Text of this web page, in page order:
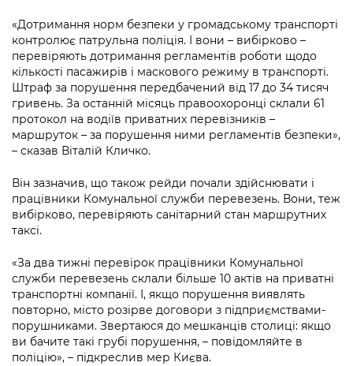
Kyiv International Relations
Річні звіти
Гендерна політика
Безбар'єрність
Портал Захисників та Захисниць
Безбар'єрність
Портал послуг
Міський застосунок Київ Цифровий
Важливе під час воєнного стану
Важливе під час воєнного стану
Про відкриті дані
Портал даних Києва
Публічні дашборди
«Дотримання норм безпеки у громадському транспорті
контролює патрульна поліція. І вони – вибірково –
перевіряють дотримання регламентів роботи щодо
кількості пасажирів і маскового режиму в транспорті.
Штраф за порушення передбачений від 17 до 34 тисяч
гривень. За останній місяць правоохоронці склали 61
протокол на водіїв приватних перевізників –
маршруток – за порушення ними регламентів безпеки»,
– сказав Віталій Кличко.
Він зазначив, що також рейди почали здійснювати і
працівники Комунальної служби перевезень. Вони, теж
вибірково, перевіряють санітарний стан маршрутних
таксі.
«За два тижні перевірок працівники Комунальної
служби перевезень склали більше 10 актів на приватні
транспортні компанії. І, якщо порушення виявлять
повторно, місто розірве договори з підприємствами-
порушниками. Звертаюся до мешканців столиці: якщо
ви бачите такі грубі порушення, – повідомляйте в
поліцію», – підкреслив мер Києва.